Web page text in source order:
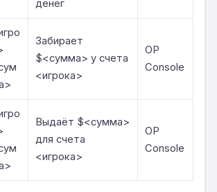
денег
Забирает
$<сумма> у счета
<игрока>
OP
Console
Выдаёт $<сумма>
для счета
<игрока>
OP
Console